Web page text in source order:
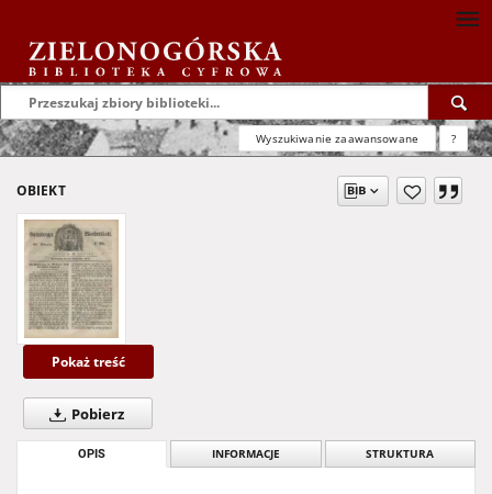
Wyszukiwanie zaawansowane ?
OBIEKT
Pokaż treść
Pobierz
OPIS INFORMACJE STRUKTURA